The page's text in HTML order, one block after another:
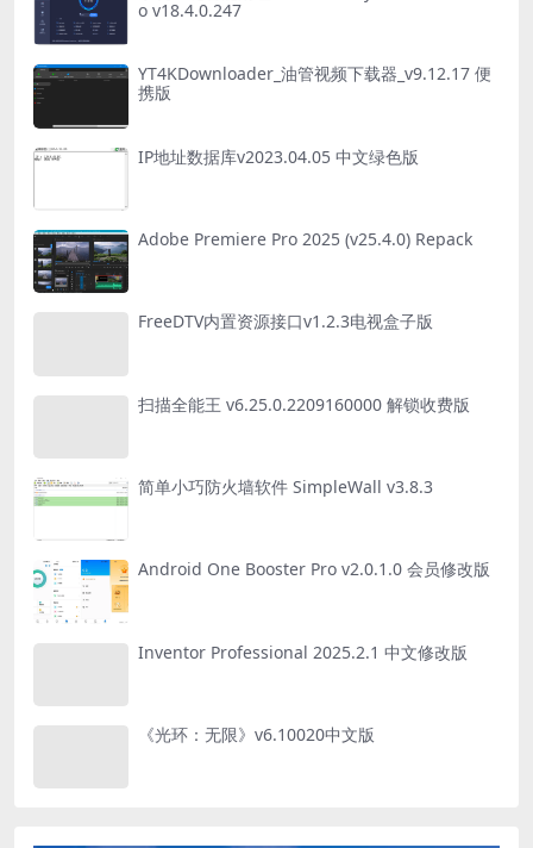
o v18.4.0.247
YT4KDownloader_油管视频下载器_v9.12.17 便
携版
IP地址数据库v2023.04.05 中文绿色版
Adobe Premiere Pro 2025 (v25.4.0) Repack
FreeDTV内置资源接口v1.2.3电视盒子版
扫描全能王 v6.25.0.2209160000 解锁收费版
简单小巧防火墙软件 SimpleWall v3.8.3
Android One Booster Pro v2.0.1.0 会员修改版
Inventor Professional 2025.2.1 中文修改版
《光环：无限》v6.10020中文版